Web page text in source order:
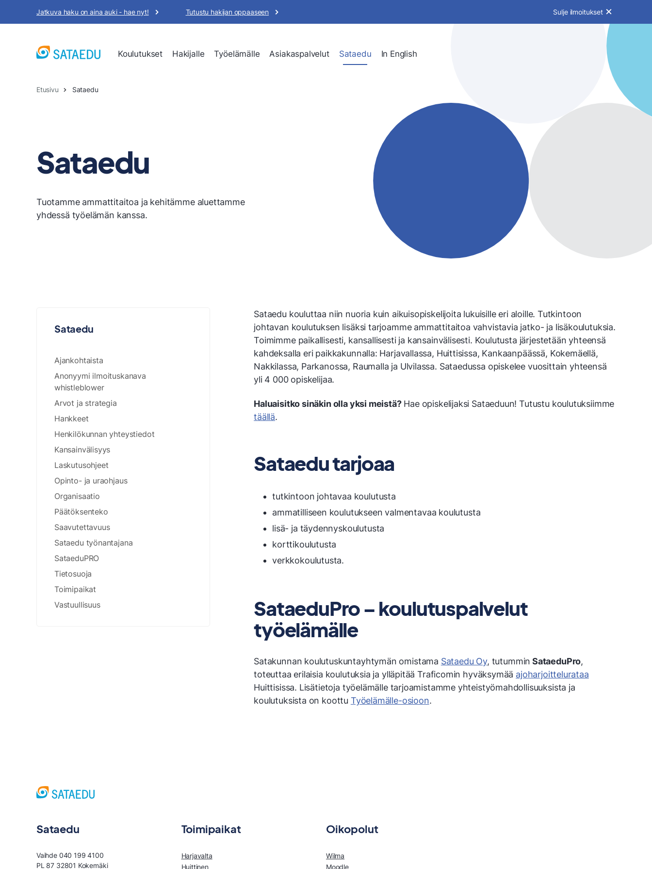
Jatkuva haku on aina auki - hae nyt! Tutustu hakijan oppaaseen Sulje ilmoitukset
Koulutukset Hakijalle Työelämälle Asiakaspalvelut Sataedu In English
Etusivu Sataedu
Sataedu
Tuotamme ammattitaitoa ja kehitämme aluettamme
yhdessä työelämän kanssa.
Sataedu
Ajankohtaista
Anonyymi ilmoituskanava
whistleblower
Arvot ja strategia
Hankkeet
Henkilökunnan yhteystiedot
Kansainvälisyys
Laskutusohjeet
Opinto- ja uraohjaus
Organisaatio
Päätöksenteko
Saavutettavuus
Sataedu työnantajana
SataeduPRO
Tietosuoja
Toimipaikat
Vastuullisuus
Sataedu kouluttaa niin nuoria kuin aikuisopiskelijoita lukuisille eri aloille. Tutkintoon
johtavan koulutuksen lisäksi tarjoamme ammattitaitoa vahvistavia jatko- ja lisäkoulutuksia.
Toimimme paikallisesti, kansallisesti ja kansainvälisesti. Koulutusta järjestetään yhteensä
kahdeksalla eri paikkakunnalla: Harjavallassa, Huittisissa, Kankaanpäässä, Kokemäellä,
Nakkilassa, Parkanossa, Raumalla ja Ulvilassa. Sataedussa opiskelee vuosittain yhteensä
yli 4 000 opiskelijaa.
Haluaisitko sinäkin olla yksi meistä?Hae opiskelijaksi Sataeduun! Tutustu koulutuksiimme
täällä.
Sataedu tarjoaa
tutkintoon johtavaa koulutusta
ammatilliseen koulutukseen valmentavaa koulutusta
lisä- ja täydennyskoulutusta
korttikoulutusta
verkkokoulutusta.
SataeduPro – koulutuspalvelut
työelämälle
Satakunnan koulutuskuntayhtymän omistama Sataedu Oy, tutummin SataeduPro,
toteuttaa erilaisia koulutuksia ja ylläpitää Traficomin hyväksymää ajoharjoittelurataa
Huittisissa. Lisätietoja työelämälle tarjoamistamme yhteistyömahdollisuuksista ja
koulutuksista on koottu Työelämälle-osioon.
Sataedu
Vaihde 040 199 4100
PL 87 32801 Kokemäki
Toimipaikat
Harjavalta
Huittinen
Oikopolut
Wilma
Moodle